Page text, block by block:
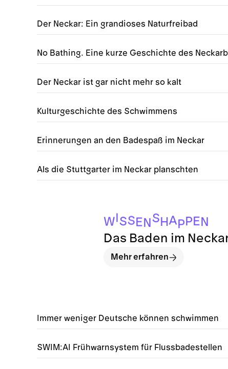
Der Neckar: Ein grandioses Naturfreibad
No Bathing. Eine kurze Geschichte des
Der Neckar ist gar nicht mehr so kalt
Kulturgeschichte des Schwimmens
Erinnerungen an den Badespaß im Neckar
Als die Stuttgarter im Neckar planschten
Immer weniger Deutsche können schwimmen
SWIM:AI Frühwarnsystem für Flussbadestellen
WISSENS H AP P E N
Das Baden im
Mehr erfahren